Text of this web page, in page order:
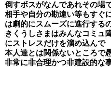
倒すボスがなんであれその場
相手や自分の勘違い等もすぐ
は劇的にスムーズに進行する
きくうしさまはみんなコミュ
にストレスだけを溜め込んで
本人達とは関係ないところで
非常に非合理かつ非建設的な